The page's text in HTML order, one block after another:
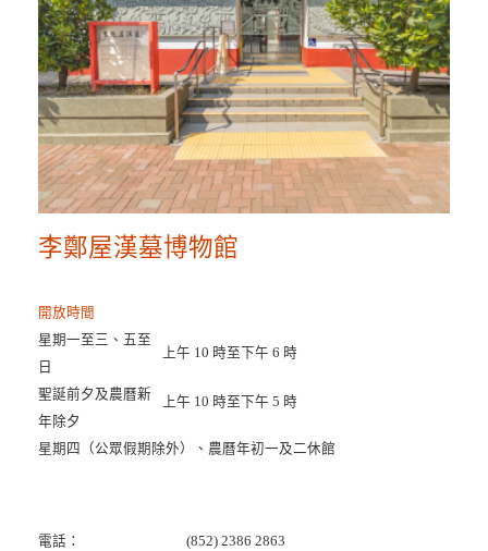
李鄭屋漢墓博物館
開放時間
星期一至三、五至
日
上午 10 時至下午 6 時
聖誕前夕及農曆新
年除夕
上午 10 時至下午 5 時
星期四（公眾假期除外）、農曆年初一及二休館
電話：
(852) 2386 2863